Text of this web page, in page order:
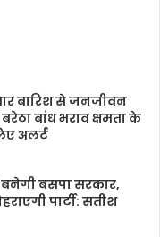
बारिश से जनजीवन
बांध भराव क्षमता के
अलर्ट
बसपा सरकार,
पार्टी: सतीश